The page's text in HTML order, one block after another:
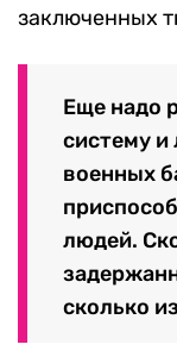
заключенных
Еще надо
систему и
военных
людей.
сколько